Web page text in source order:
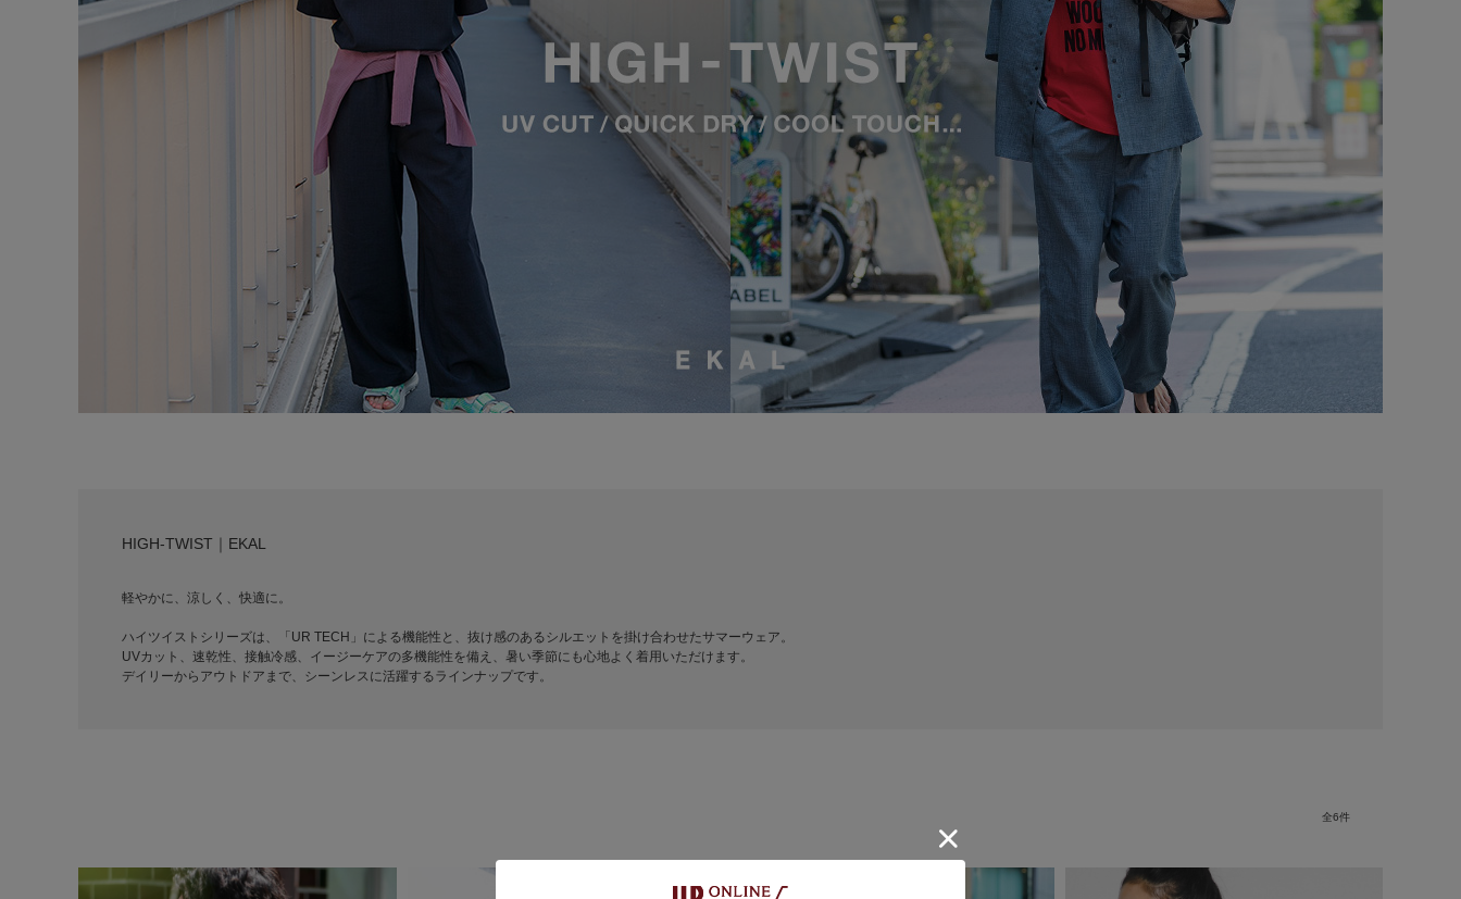
HIGH-TWIST｜EKAL
軽やかに、涼しく、快適に。
ハイツイストシリーズは、「UR TECH」による機能性と、抜け感のあるシルエットを掛け合わせたサマーウェア。
UVカット、速乾性、接触冷感、イージーケアの多機能性を備え、暑い季節にも心地よく着用いただけます。
デイリーからアウトドアまで、シーンレスに活躍するラインナップです。
全6件